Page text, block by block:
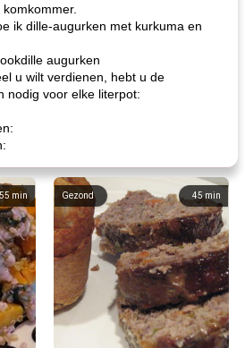
ik dille-augurken met kurkuma en
augurken
u wilt verdienen, hebt u de
nodig voor elke literpot:
55 min 45min
Gezond